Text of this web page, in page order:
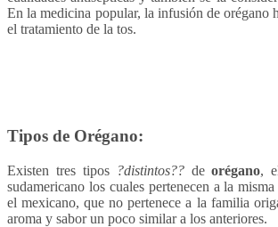
En la medicina popular, la infusión de orégano
el tratamiento de la tos.
Tipos de Orégano:
Existen tres tipos ?distintos??deorégano,
sudamericano los cuales pertenecen a la
el mexicano, que no pertenece a la familia
aroma y sabor un poco similar a los anteriores.